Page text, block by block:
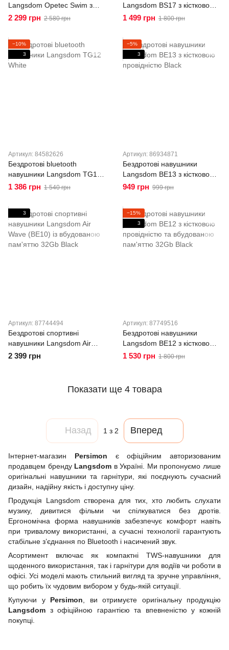
Langsdom Opetec Swim з
кістковою провідністю для
вбудованою пам'яттю 32Gb
2 299 грн 2 580 грн
Langsdom BS17 з кістковою
провідністю Black
1 499 грн 1 800 грн
−10%
3
Артикул: 84582626
Бездротові bluetooth
навушники Langsdom TG12
White
1 386 грн 1 540 грн
−5%
3
Артикул: 86934871
Бездротові навушники
Langsdom BE13 з кістковою
провідністю Black
949 грн 999 грн
3
Артикул: 87744494
Бездротові спортивні
навушники Langsdom Air
Wave (BE10) із вбудованою
2 399 грн
−15%
3
Артикул: 87749516
Бездротові навушники
Langsdom BE12 з кістковою
провідністю та вбудованою
1 530 грн 1 800 грн
Показати ще 4 товара
Назад 1 з 2 Вперед
Інтернет-магазин Persimon є офіційним авторизованим
продавцем бренду Langsdom в Україні. Ми пропонуємо лише
оригінальні навушники та гарнітури, які поєднують сучасний
дизайн, надійну якість і доступну ціну.
Продукція Langsdom створена для тих, хто любить слухати
музику, дивитися фільми чи спілкуватися без дротів.
Ергономічна форма навушників забезпечує комфорт навіть
при тривалому використанні, а сучасні технології гарантують
стабільне з’єднання по Bluetooth і насичений звук.
Асортимент включає як компактні TWS-навушники для
щоденного використання, так і гарнітури для водіїв чи роботи в
офісі. Усі моделі мають стильний вигляд та зручне управління,
що робить їх чудовим вибором у будь-якій ситуації.
Купуючи у Persimon , ви отримуєте оригінальну продукцію
Langsdom з офіційною гарантією та впевненістю у кожній
покупці.